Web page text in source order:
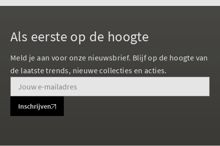
Als eerste op de hoogte
Meld je aan voor onze nieuwsbrief. Blijf op de hoogte van
de laatste trends, nieuwe collecties en acties.
Inschrijven